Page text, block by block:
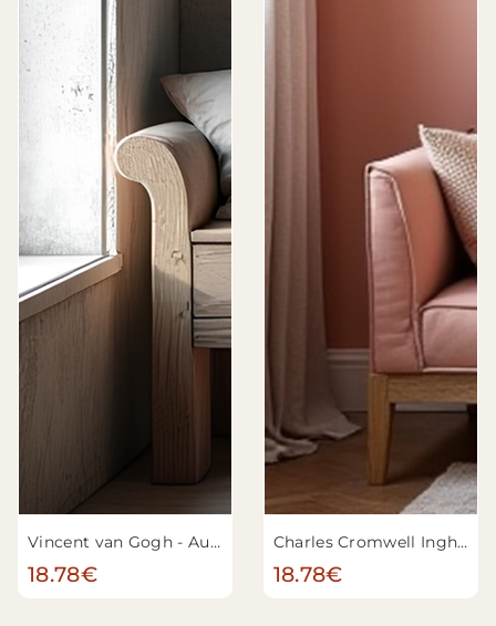
Vincent van Gogh - Autoportrait au chapeau de feutre gris
18.78€
Charles Cromwell Ingham - La fille aux fleurs
18.78€